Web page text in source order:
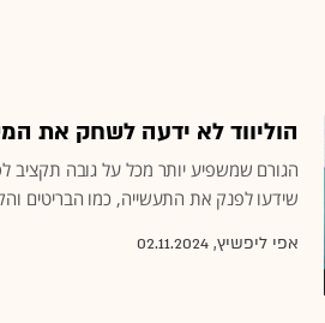
הוליווד לא ידעה לשחק את
הגורם שמשפיע יותר מכל על גובה תקציב
שידעו לפנק את התעשייה, כמו הבריטים
אפי ליפשיץ, 02.11.2024